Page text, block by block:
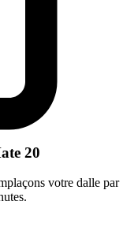
20
votre dalle par